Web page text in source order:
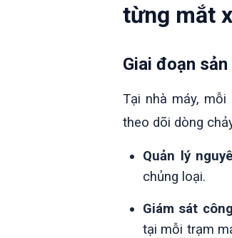
từng mắt
Giai đoạn
Tại nhà máy,
theo dõi dòng
Quản lý
chủng loại.
Giám sát
tại mỗi trạm